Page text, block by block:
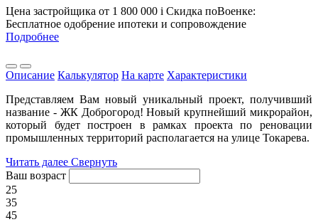
Цена застройщика от 1 800 000 i Скидка поВоенке:
Бесплатное одобрение ипотеки и сопровождение
Подробнее
Описание Калькулятор На карте Характеристики
Представляем Вам новый уникальный проект, получивший
название - ЖК Доброгород! Новый крупнейший микрорайон,
который будет построен в рамках проекта по реновации
промышленных территорий располагается на улице Токарева.
Читать далее Свернуть
Ваш возраст
25
35
45